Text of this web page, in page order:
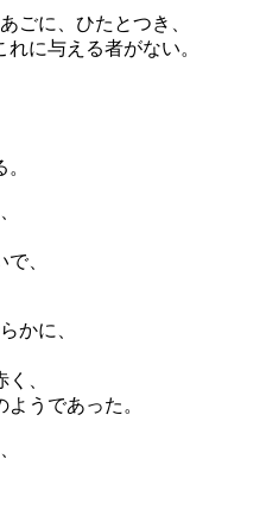
ごに、ひたとつき、
に与える者がない。
、
かに、
、
うであった。